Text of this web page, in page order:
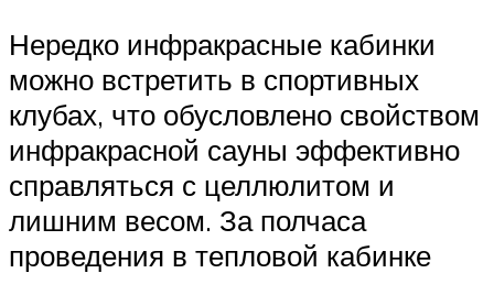
Нередко инфракрасные кабинки
можно встретить в спортивных
клубах, что обусловлено свойством
инфракрасной сауны эффективно
справляться с целлюлитом и
лишним весом. За полчаса
проведения в тепловой кабинке